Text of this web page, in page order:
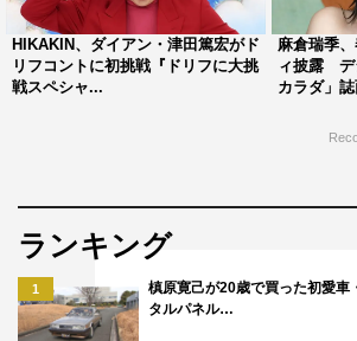
HIKAKIN、ダイアン・津田篤宏がド
リフコントに初挑戦『ドリフに大挑
戦スペシャ...
麻倉瑞季
ィ披露 デ
カラダ」
ランキング
1
槙原寛己が20歳で買った初愛車
タルパネル…